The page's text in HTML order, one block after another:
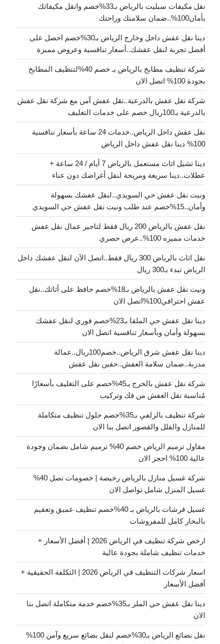
نقل مكيفات سبليت بالرياض بـ33%خصم وانقل مكيفاتك
بأمان100%..ضمان سلامتك وراحتك
دينا نقل عفش داخل وخارج الرياض بـ30%خصم احصل على
أفضل تجربة لنقل عفشك..أسعار تنافسية وعروض مميزة
شركة تنظيف مطابخ بالرياض بـ خصم 40%لتنظيف المطابخ
بجودة 100% اتصل الان
شركة نقل عفش بالدرعية..نقل عفش آمن مع شركة نقل عفش
بالدرعية بـ100ريال خصم على خدمات التغليف
نقل عفش داخل الرياض..خدمات 24 ساعة بأسعار تنافسية
100% دينا نقل عفش داخل الرياض
دينا تشيل اثاث مستعمل بالرياض 7 أيام / 24 ساعة +
عطلات..دينا سريعة ومريحة لنقل أغراضك دون عناء
ونيت نقل عفش حي السويدي..لنقل عفشك بسهولة
وأمان..15%خصم عند طلب ونيت نقل عفش حي السويدي
نقل عفش بالرياض 200 ريال فقط لتاجير عمال نقل عفش
خدمات مميزه 100%..عرض حصري
نقل اثاث بالرياض 300 ريال فقط..اتصل الآن لنقل عفشك داخل
الرياض تبدء بـ300 ريال
ونيت نقل عفش بالرياض بـ18%خصم حافظ على أثاثك..نقل
عفش احترافي100%اتصل الان
دينا نقل عفش حي الملقا بـ23%خصم فوري لنقل عفشك
بسهولة وأمان وبأسعار تنافسية اتصل الان
دينا نقل عفش شرق الرياض..خصم100ريال..عمالة
مدربة..ضمان سلامة العفش..حقين نقل عفش
شركة نقل عفش بالخرج بـ45%خصم على التغليف بأسعارًا
مُناسبة نقل العفش من فك وتركيب
شركة تنظيف بالزلفي بـ35%خصم حلول تنظيف متكاملة
للمنازل والفلل والقصور اتصل بنا الان
مقاول ترميم الرياض خصم 40% ترميم شامل بضمان وجودة
عالية 100% احجز الان
شركة غسيل منازل بالرياض رخيصة | خصومات تصل 40%
غسيل المنزل شامل تواصل الان
غسيل فرشات بالرياض بـ 40%خصم تنظيف عميق وتعقيم
بالبخار كامل للمفروشات
ارخص شركة تنظيف في الرياض 2026 | أفضل الأسعار +
خدمات تنظيف شاملة بجودة عالية
اسعار شركات التنظيف في الرياض 2026 | التكلفة الحقيقية +
أفضل الأسعار
دينا نقل عفش حي الملز بـ35%خصم خدمة متكاملة اتصل بنا
الان
نقل بضائع الرياض بـ30%خصم لنقل بضائع سريع وآمن 100%